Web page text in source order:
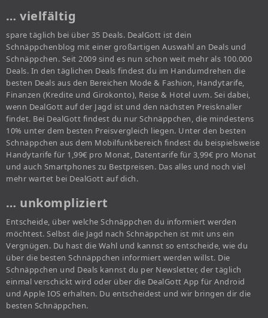
… vielfältig
spare täglich bei über 35 Deals. DealGott ist dein
Schnäppchenblog mit einer großartigen Auswahl an Deals und
Schnäppchen. Seit 2009 sind es nun schon weit mehr als 100.000
Deals. In den täglichen Deals findest du im Handumdrehen die
besten Deals aus den Bereichen Mode & Fashion, Handytarife,
Finanzen (Kredite und Girokonto), Reise & Hotel uvm. Sei dabei,
wenn DealGott auf der Jagd ist und den nächsten Preisknaller
findet. Bei DealGott findest du nur Schnäppchen, die mindestens
10% unter dem besten Preisvergleich liegen. Unter den besten
Schnäppchen aus dem Mobilfunkbereich findest du beispielsweise
Handytarife für 1,99€ pro Monat, Datentarife für 3,99€ pro Monat
und auch Smartphones zu Bestpreisen. Das alles und noch viel
mehr wartet bei DealGott auf dich.
… unkompliziert
Entscheide, über welche Schnäppchen du informiert werden
möchtest. Selbst die Jagd nach Schnäppchen ist mit uns ein
Vergnügen. Du hast die Wahl und kannst so entscheide, wie du
über die besten Schnäppchen informiert werden willst. Die
Schnäppchen und Deals kannst du per Newsletter, der täglich
einmal verschickt wird oder über die DealGott App für Android
und Apple IOS erhalten. Du entscheidest und wir bringen dir die
besten Schnäppchen.